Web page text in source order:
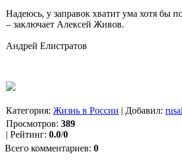
Надеюсь, у заправок хватит ума хотя бы
– заключает Алексей Живов.
Андрей Елистратов
Категория: Жизнь в России | Добавил:
Просмотров: 389
| Рейтинг: 0.0/0
Всего комментариев: 0